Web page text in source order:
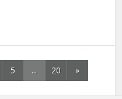
5 ... 20 »